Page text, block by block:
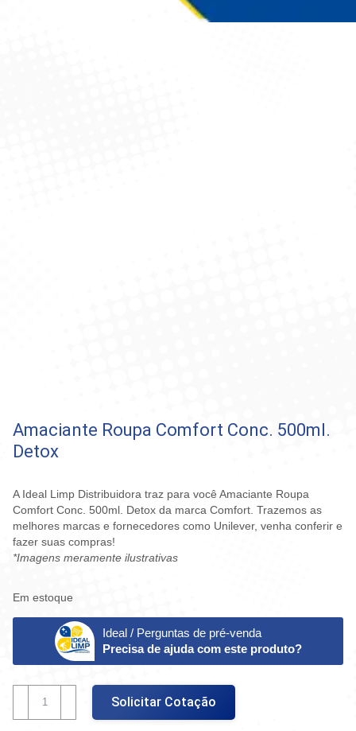
Amaciante Roupa Comfort Conc. 500ml.
Detox
A Ideal Limp Distribuidora traz para você Amaciante Roupa
Comfort Conc. 500ml. Detox da marca Comfort. Trazemos as
melhores marcas e fornecedores como Unilever, venha conferir e
fazer suas compras!
*Imagens meramente ilustrativas
Em estoque
Ideal / Perguntas de pré-venda
Precisa de ajuda com este produto?
Roupa
Comfort
Solicitar Cotação